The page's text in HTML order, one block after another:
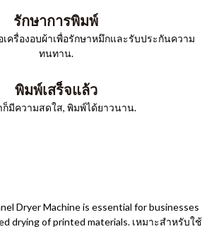
รักษาการพิมพ์
เครื่องอบผ้าเพื่อรักษาหมึกและรับประกันความ
ทนทาน.
พิมพ์เสร็จแล้ว
ก็มีความสดใส, พิมพ์ได้ยาวนาน.
Dryer Machine is essential for businesses
drying of printed materials. เหมาะสำหรับใช้